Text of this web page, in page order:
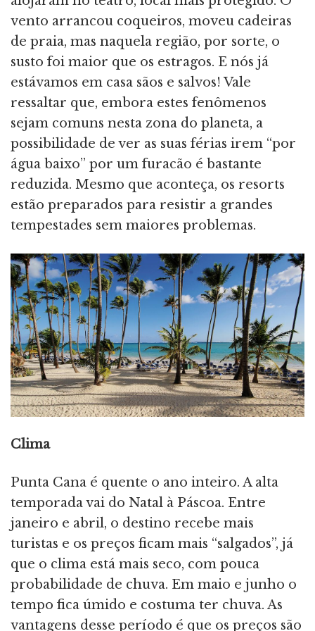
vento arrancou coqueiros, moveu cadeiras
de praia, mas naquela região, por sorte, o
susto foi maior que os estragos. E nós já
estávamos em casa sãos e salvos! Vale
ressaltar que, embora estes fenômenos
sejam comuns nesta zona do planeta, a
possibilidade de ver as suas férias irem “por
água baixo” por um furacão é bastante
reduzida. Mesmo que aconteça, os resorts
estão preparados para resistir a grandes
tempestades sem maiores problemas.
Clima
Punta Cana é quente o ano inteiro. A alta
temporada vai do Natal à Páscoa. Entre
janeiro e abril, o destino recebe mais
turistas e os preços ficam mais “salgados”, já
que o clima está mais seco, com pouca
probabilidade de chuva. Em maio e junho o
tempo fica úmido e costuma ter chuva. As
vantagens desse período é que os preços são